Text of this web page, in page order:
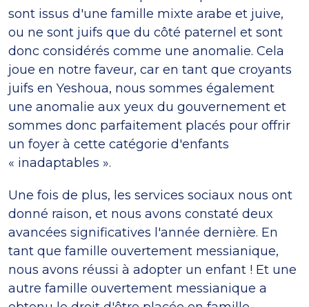
sont issus d'une famille mixte arabe et juive,
ou ne sont juifs que du côté paternel et sont
donc considérés comme une anomalie. Cela
joue en notre faveur, car en tant que croyants
juifs en Yeshoua, nous sommes également
une anomalie aux yeux du gouvernement et
sommes donc parfaitement placés pour offrir
un foyer à cette catégorie d'enfants
« inadaptables ».
Une fois de plus, les services sociaux nous ont
donné raison, et nous avons constaté deux
avancées significatives l'année dernière. En
tant que famille ouvertement messianique,
nous avons réussi à adopter un enfant ! Et une
autre famille ouvertement messianique a